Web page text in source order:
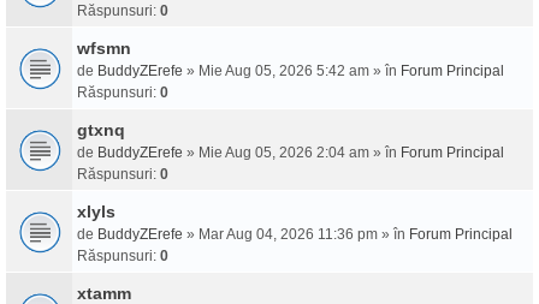
Răspunsuri: 0
wfsmn
de BuddyZErefe » Mie Aug 05, 2026 5:42 am » în Forum Principal
Răspunsuri: 0
gtxnq
de BuddyZErefe » Mie Aug 05, 2026 2:04 am » în Forum Principal
Răspunsuri: 0
xlyls
de BuddyZErefe » Mar Aug 04, 2026 11:36 pm » în Forum Principal
Răspunsuri: 0
xtamm